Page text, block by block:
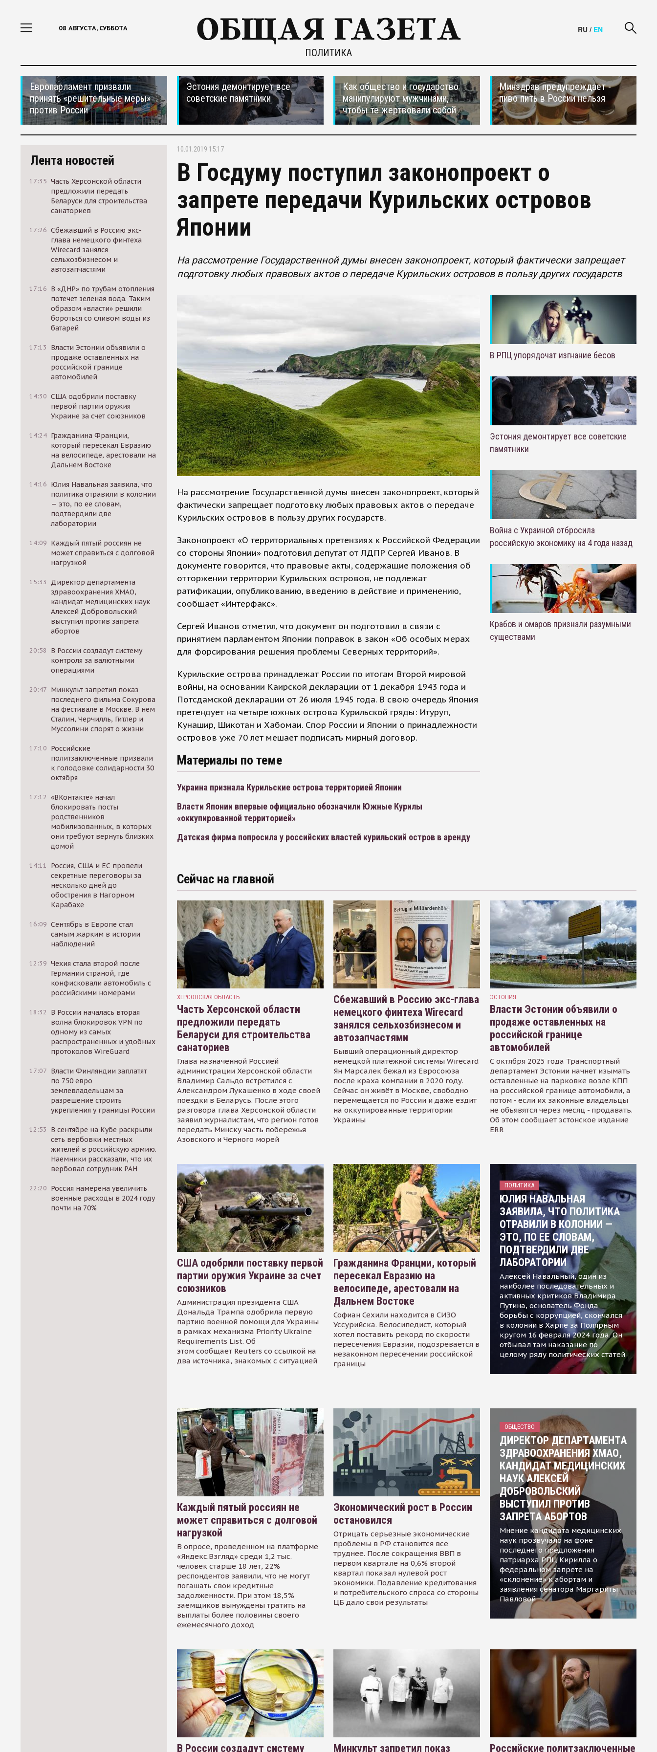
08 АВГУСТА, СУББОТА
ПОЛИТИКА
RU / EN
Европарламент призвали
принять «решительные меры»
против России
Эстония демонтирует все
советские памятники
Как общество и государство
манипулируют мужчинами,
чтобы те жертвовали собой
Минздрав предупреждает -
пиво пить в России нельзя
Лента новостей
17:35 Часть Херсонской области
предложили передать
Беларуси для строительства
санаториев
17:26 Сбежавший в Россию экс-
глава немецкого финтеха
Wirecard занялся
сельхозбизнесом и
автозапчастями
17:16 В «ДНР» по трубам отопления
потечет зеленая вода. Таким
образом «власти» решили
бороться со сливом воды из
батарей
17:13
Власти Эстонии объявили о
продаже оставленных на
российской границе
автомобилей
14:30 США одобрили поставку
первой партии оружия
Украине за счет союзников
14:24 Гражданина Франции,
который пересекал Евразию
на велосипеде, арестовали на
Дальнем Востоке
14:16 Юлия Навальная заявила, что
политика отравили в колонии
— это, по ее словам,
подтвердили две
лаборатории
14:09 Каждый пятый россиян не
может справиться с долговой
нагрузкой
15:33
Директор департамента
здравоохранения ХМАО,
кандидат медицинских наук
Алексей Добровольский
выступил против запрета
абортов
20:58
В России создадут систему
контроля за валютными
операциями
20:47 Минкульт запретил показ
последнего фильма Сокурова
на фестивале в Москве. В нем
Сталин, Черчилль, Гитлер и
Муссолини спорят о жизни
17:10 Российские
политзаключенные призвали
к голодовке солидарности 30
октября
17:12 «ВКонтакте» начал
блокировать посты
родственников
мобилизованных, в которых
они требуют вернуть близких
домой
14:11
Россия, США и ЕС провели
секретные переговоры за
несколько дней до
обострения в Нагорном
Карабахе
16:09 Сентябрь в Европе стал
самым жарким в истории
наблюдений
12:39 Чехия стала второй после
Германии страной, где
конфисковали автомобиль с
российскими номерами
18:32
В России началась вторая
волна блокировок VPN по
одному из самых
распространенных и удобных
протоколов WireGuard
17:07 Власти Финляндии заплатят
по 750 евро
землевладельцам за
разрешение строить
укрепления у границы России
12:53
В сентябре на Кубе раскрыли
сеть вербовки местных
жителей в российскую армию.
Наемники рассказали, что их
вербовал сотрудник РАН
22:20 Россия намерена увеличить
военные расходы в 2024 году
почти на 70%
10.01.2019 15:17
В Госдуму поступил законопроект о
запрете передачи Курильских островов
Японии
На рассмотрение Государственной думы внесен законопроект, который фактически запрещает
подготовку любых правовых актов о передаче Курильских островов в пользу других государств
На рассмотрение Государственной думы внесен законопроект, который
фактически запрещает подготовку любых правовых актов о передаче
Курильских островов в пользу других государств.
Законопроект «О территориальных претензиях к Российской Федерации
со стороны Японии» подготовил депутат от ЛДПР Сергей Иванов. В
документе говорится, что правовые акты, содержащие положения об
отторжении территории Курильских островов, не подлежат
ратификации, опубликованию, введению в действие и применению,
сообщает «Интерфакс».
Сергей Иванов отметил, что документ он подготовил в связи с
принятием парламентом Японии поправок в закон «Об особых мерах
для форсирования решения проблемы Северных территорий».
Курильские острова принадлежат России по итогам Второй мировой
войны, на основании Каирской декларации от 1 декабря 1943 года и
Потсдамской декларации от 26 июля 1945 года. В свою очередь Япония
претендует на четыре южных острова Курильской гряды: Итуруп,
Кунашир, Шикотан и Хабомаи. Спор России и Японии о принадлежности
островов уже 70 лет мешает подписать мирный договор.
Материалы по теме
Украина признала Курильские острова территорией Японии
Власти Японии впервые официально обозначили Южные Курилы
«оккупированной территорией»
Датская фирма попросила у российских властей курильский остров в аренду
В РПЦ упорядочат изгнание бесов
Эстония демонтирует все советские
памятники
Война с Украиной отбросила
российскую экономику на 4 года назад
Крабов и омаров признали разумными
существами
Сейчас на главной
ХЕРСОНСКАЯ ОБЛАСТЬ
Часть Херсонской области
предложили передать
Беларуси для строительства
санаториев
Глава назначенной Россией
администрации Херсонской области
Владимир Сальдо встретился с
Александром Лукашенко в ходе своей
поездки в Беларусь. После этого
разговора глава Херсонской области
заявил журналистам, что регион готов
передать Минску часть побережья
Азовского и Черного морей
Сбежавший в Россию экс-глава
немецкого финтеха Wirecard
занялся сельхозбизнесом и
автозапчастями
Бывший операционный директор
немецкой платёжной системы Wirecard
Ян Марсалек бежал из Евросоюза
после краха компании в 2020 году.
Сейчас он живёт в Москве, свободно
перемещается по России и даже ездит
на оккупированные территории
Украины
ЭСТОНИЯ
Власти Эстонии объявили о
продаже оставленных на
российской границе
автомобилей
С октября 2025 года Транспортный
департамент Эстонии начнет изымать
оставленные на парковке возле КПП
на российской границе автомобили, а
потом - если их законные владельцы
не объявятся через месяц - продавать.
Об этом сообщает эстонское издание
ERR
США одобрили поставку первой
партии оружия Украине за счет
союзников
Администрация президента США
Дональда Трампа одобрила первую
партию военной помощи для Украины
в рамках механизма Priority Ukraine
Requirements List. Об
этом сообщает Reuters со ссылкой на
два источника, знакомых с ситуацией
Гражданина Франции, который
пересекал Евразию на
велосипеде, арестовали на
Дальнем Востоке
Софиан Сехили находится в СИЗО
Уссурийска. Велосипедист, который
хотел поставить рекорд по скорости
пересечения Евразии, подозревается в
незаконном пересечении российской
границы
ПОЛИТИКА
ЮЛИЯ НАВАЛЬНАЯ
ЗАЯВИЛА, ЧТО ПОЛИТИКА
ОТРАВИЛИ В КОЛОНИИ —
ЭТО, ПО ЕЕ СЛОВАМ,
ПОДТВЕРДИЛИ ДВЕ
ЛАБОРАТОРИИ
Алексей Навальный, один из
наиболее последовательных и
активных критиков Владимира
Путина, основатель Фонда
борьбы с коррупцией, скончался
в колонии в Харпе за Полярным
кругом 16 февраля 2024 года. Он
отбывал там наказание по
целому ряду политических статей
Каждый пятый россиян не
может справиться с долговой
нагрузкой
В опросе, проведенном на платформе
«Яндекс.Взгляд» среди 1,2 тыс.
человек старше 18 лет, 22%
респондентов заявили, что не могут
погашать свои кредитные
задолженности. При этом 18,5%
заемщиков вынуждены тратить на
выплаты более половины своего
ежемесячного доход
Экономический рост в России
остановился
Отрицать серьезные экономические
проблемы в РФ становится все
труднее. После сокращения ВВП в
первом квартале на 0,6% второй
квартал показал нулевой рост
экономики. Подавление кредитования
и потребительского спроса со стороны
ЦБ дало свои результаты
ОБЩЕСТВО
ДИРЕКТОР ДЕПАРТАМЕНТА
ЗДРАВООХРАНЕНИЯ ХМАО,
КАНДИДАТ МЕДИЦИНСКИХ
НАУК АЛЕКСЕЙ
ДОБРОВОЛЬСКИЙ
ВЫСТУПИЛ ПРОТИВ
ЗАПРЕТА АБОРТОВ
Мнение кандидата медицинских
наук прозвучало на фоне
последнего предложения
патриарха РПЦ Кирилла о
федеральном запрете на
«склонение» к абортам и
заявления сенатора Маргариты
Павловой
В России создадут систему Минкульт запретил показ Российские политзаключенные